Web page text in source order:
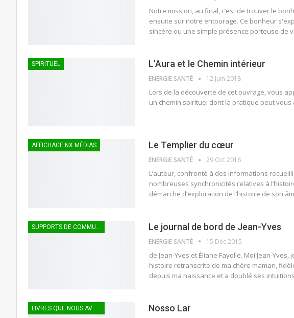
Notre mission, au final, c’est de trouver le
ensuite sur notre entourage. Ce bonheur
sincère ou une simple présence porteuse de
SPIRITUEL L’Aura et le Chemin intérieur
ENERGIE SANTÉ 12 Juin 2018
Lors de la découverte de cet ouvrage, vous
un chemin spirituel dont la pratique peut
AFFICHAGE NX MÉDIAS Le Templier du cœur
ENERGIE SANTÉ 29 Oct 2016
L’auteur, confronté à des informations
nombreuses synchronicités relatives à
démarche d’exploration de l’histoire de son
Le journal de bord de Jean-Yves
ENERGIE SANTÉ 15 Déc 2015
de Jean-Yves et Éliane Fayolle. Moi Jean-
histoire retranscrite de ma chère maman,
depuis ma naissance et a doublé ses
LIVRES QUE NOUS AVONS APPRÉCIÉS Nosso Lar